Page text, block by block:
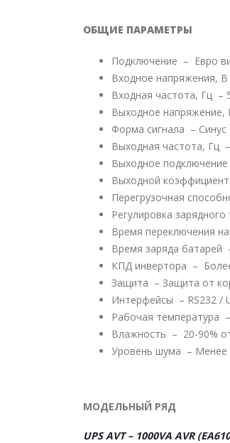
ОБЩИЕ ПАРАМЕТРЫ
Подключение – Евро
Входное напряжения,
Входная частота, Гц –
Выходное напряжение,
Форма сигнала –
Выходная частота, Гц
Выходное
Выходной
Перегрузочная
Регулировка
Время переключения
Время заряда батарей
КПД инвертора –
Защита – Защита от
Интерфейсы – RS232 /
Рабочая температура
Влажность – 20-90%
Уровень шума – Менее
МОДЕЛЬНЫЙ РЯД
UPS AVT – 1000VA AVR